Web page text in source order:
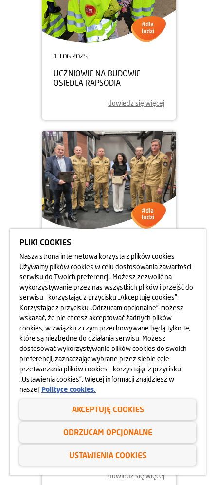
13.06.2025
UCZNIOWIE NA BUDOWIE
OSIEDLA RAPSODIA
dowiedz się więcej
05.06.2025
DBAMY O FORMĘ STRAŻAKÓW
dowiedz się więcej
02.06.2025
ODYSEJA UMYSŁU 2025
dowiedz się więcej
PLIKI COOKIES
Nasza strona internetowa korzysta z plików cookies
Używamy plików cookies w celu dostosowania zawartości
serwisu do Twoich preferencji. Możesz zezwolić na
wykorzystywanie przez nas wszystkich plików i przejść do
serwisu – korzystając z przycisku „Akceptuję cookies”.
Korzystając z przycisku „Odrzucam opcjonalne” możesz
wskazać, że nie chcesz akceptować żadnych plików
cookies, w związku z czym przechowywane będą tylko te,
które są niezbędne do działania serwisu. Możesz
dostosować wykorzystywanie plików cookies do swoich
preferencji, zaznaczając wybrane przez siebie cele
przetwarzania plików cookies - korzystając z przycisku
„Ustawienia cookies”. Więcej informacji znajdziesz w
naszej Polityce cookies.
AKCEPTUJĘ COOKIES
ODRZUCAM OPCJONALNE
USTAWIENIA COOKIES